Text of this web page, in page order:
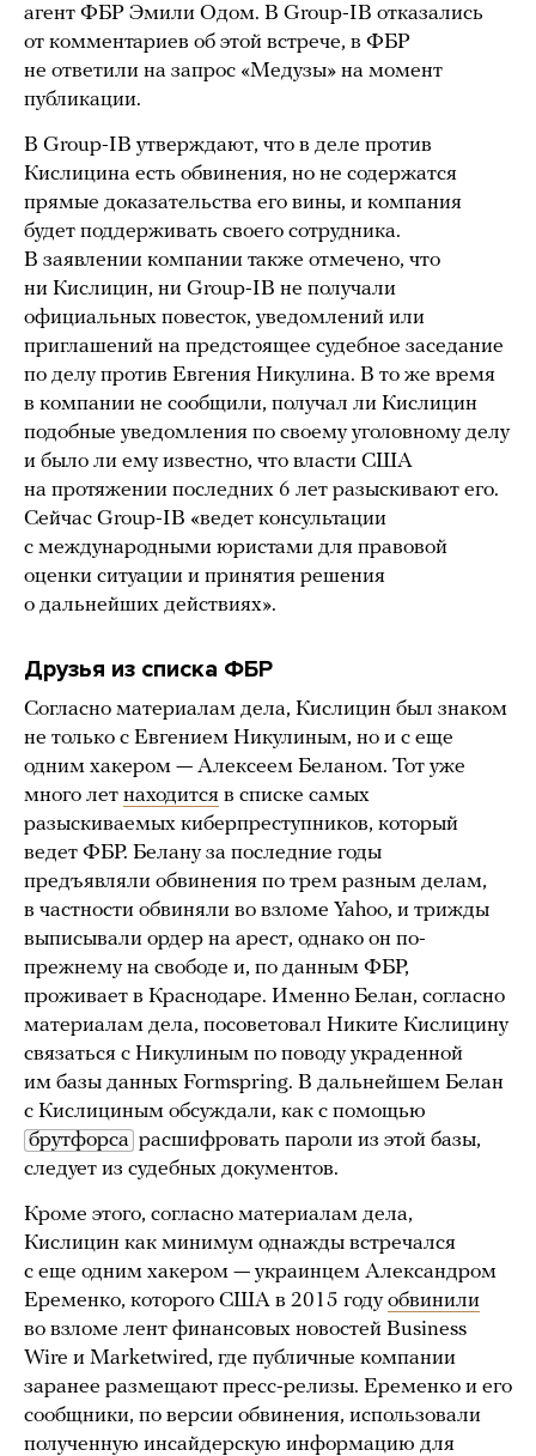
агент ФБР Эмили Одом. В Group-IB отказались
от комментариев об этой встрече, в ФБР
не ответили на запрос «Медузы» на момент
публикации.
В Group-IB утверждают, что в деле против
Кислицина есть обвинения, но не содержатся
прямые доказательства его вины, и компания
будет поддерживать своего сотрудника.
В заявлении компании также отмечено, что
ни Кислицин, ни Group-IB не получали
официальных повесток, уведомлений или
приглашений на предстоящее судебное заседание
по делу против Евгения Никулина. В то же время
в компании не сообщили, получал ли Кислицин
подобные уведомления по своему уголовному делу
и было ли ему известно, что власти США
на протяжении последних 6 лет разыскивают его.
Сейчас Group-IB «ведет консультации
с международными юристами для правовой
оценки ситуации и принятия решения
о дальнейших действиях».
Друзья из списка ФБР
Согласно материалам дела, Кислицин был знаком
не только с Евгением Никулиным, но и c еще
одним хакером — Алексеем Беланом. Тот уже
много лет находится в списке самых
разыскиваемых киберпреступников, который
ведет ФБР. Белану за последние годы
предъявляли обвинения по трем разным делам,
в частности обвиняли во взломе Yahoo, и трижды
выписывали ордер на арест, однако он по-
прежнему на свободе и, по данным ФБР,
проживает в Краснодаре. Именно Белан, согласно
материалам дела, посоветовал Никите Кислицину
связаться с Никулиным по поводу украденной
им базы данных Formspring. В дальнейшем Белан
с Кислициным обсуждали, как с помощью
брутфорса расшифровать пароли из этой базы,
следует из судебных документов.
Кроме этого, согласно материалам дела,
Кислицин как минимум однажды встречался
с еще одним хакером — украинцем Александром
Еременко, которого США в 2015 годуобвинили
во взломе лент финансовых новостей Business
Wire и Marketwired, где публичные компании
заранее размещают пресс-релизы. Еременко и его
сообщники, по версии обвинения, использовали
полученную инсайдерскую информацию для